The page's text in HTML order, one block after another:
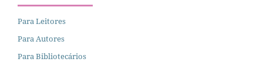
Para Leitores
Para Autores
Para Bibliotecários